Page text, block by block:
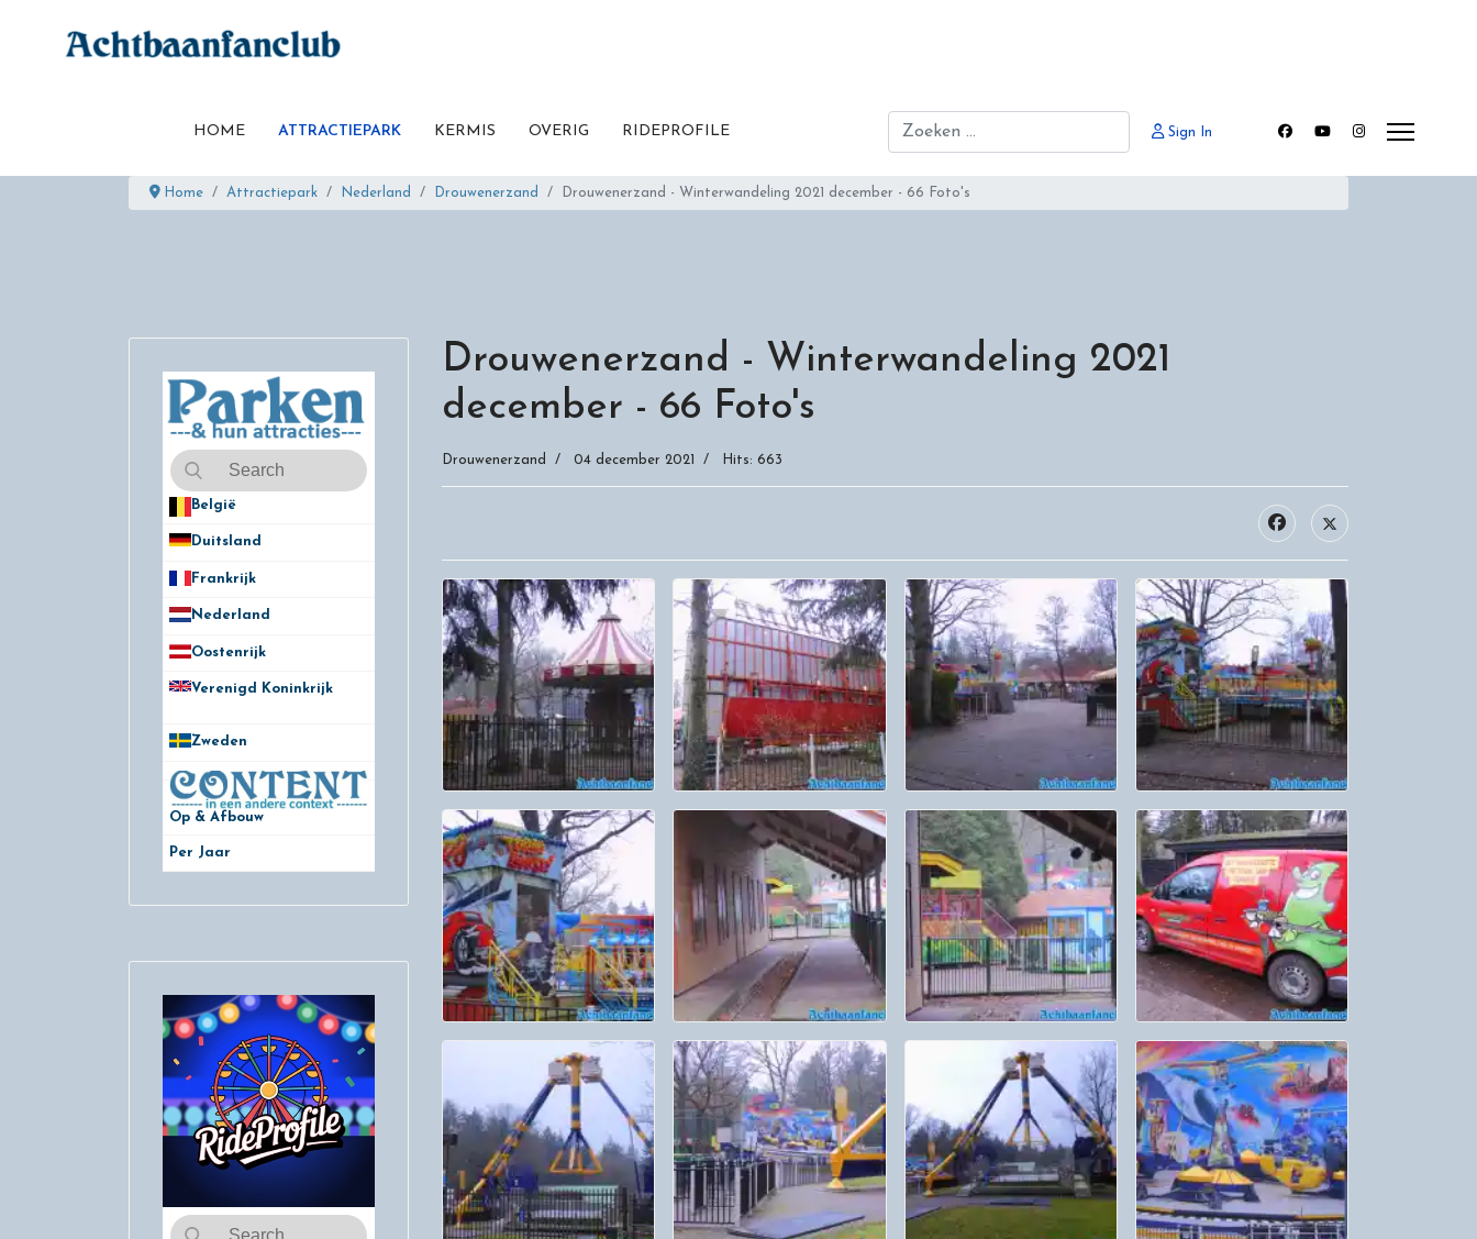
HOME ATTRACTIEPARK KERMIS OVERIG RIDEPROFILE
Zoeken
Sign In
Home Attractiepark Nederland Drouwenerzand Drouwenerzand - Winterwandeling 2021 december - 66 Foto's
België
Duitsland
Frankrijk
Nederland
Oostenrijk
Verenigd Koninkrijk
Zweden
Op & Afbouw
Per Jaar
Drouwenerzand - Winterwandeling 2021
december - 66 Foto's
Drouwenerzand 04 december 2021 Hits: 663